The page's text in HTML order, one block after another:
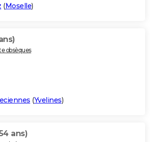
(Moselle)
obsèques
(Yvelines)
ans)